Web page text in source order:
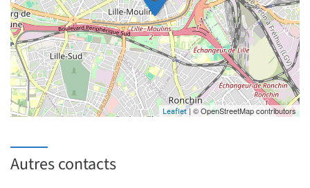
Leaflet| © OpenStreetMap contributors
Autres contacts